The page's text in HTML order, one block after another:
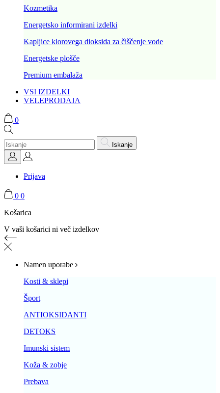
Kozmetika
Energetsko informirani izdelki
Kapljice klorovega dioksida za čiščenje vode
Energetske plošče
Premium embalaža
VSI IZDELKI
VELEPRODAJA
0
Iskanje
Prijava
0 0
Košarica
V vaši košarici ni več izdelkov
Namen uporabe
Kosti & sklepi
Šport
ANTIOKSIDANTI
DETOKS
Imunski sistem
Koža & zobje
Prebava